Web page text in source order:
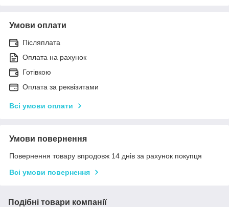
Умови оплати
Післяплата
Оплата на рахунок
Готівкою
Оплата за реквізитами
Всі умови оплати
Умови повернення
Повернення товару впродовж 14 днів за рахунок покупця
Всі умови повернення
Подібні товари компанії